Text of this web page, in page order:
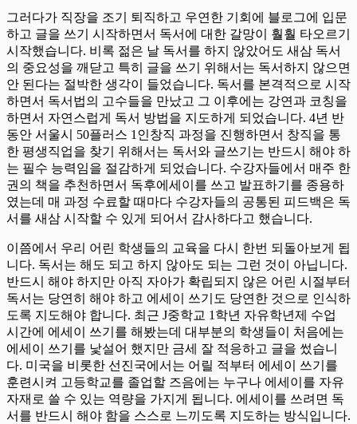
그러다가 직장을 조기 퇴직하고 우연한 기회에 블로그에 입문
하고 글을 쓰기 시작하면서 독서에 대한 갈망이 훨훨 타오르기
시작했습니다. 비록 젊은 날 독서를 하지 않았어도 새삼 독서
의 중요성을 깨닫고 특히 글을 쓰기 위해서는 독서하지 않으면
안 된다는 절박한 생각이 들었습니다. 독서를 본격적으로 시작
하면서 독서법의 고수들을 만났고 그 이후에는 강연과 코칭을
하면서 자연스럽게 독서 방법을 지도하게 되었습니다. 4년 반
동안 서울시 50플러스 1인창직 과정을 진행하면서 창직을 통
한 평생직업을 찾기 위해서는 독서와 글쓰기는 반드시 해야 하
는 필수 능력임을 절감하게 되었습니다. 수강자들에서 매주 한
권의 책을 추천하면서 독후에세이를 쓰고 발표하기를 종용하
였는데 매 과정 수료할 때마다 수강자들의 공통된 피드백은 독
서를 새삼 시작할 수 있게 되어서 감사하다고 했습니다.
이쯤에서 우리 어린 학생들의 교육을 다시 한번 되돌아보게 됩
니다. 독서는 해도 되고 하지 않아도 되는 그런 것이 아닙니다.
반드시 해야 하지만 아직 자아가 확립되지 않은 어린 시절부터
독서는 당연히 해야 하고 에세이 쓰기도 당연한 것으로 인식하
도록 지도해야 합니다. 최근 J중학교 1학년 자유학년제 수업
시간에 에세이 쓰기를 해봤는데 대부분의 학생들이 처음에는
에세이 쓰기를 낯설어 했지만 금세 잘 적응하고 글을 썼습니
다. 미국을 비롯한 선진국에서는 어릴 적부터 에세이 쓰기를
훈련시켜 고등학교를 졸업할 즈음에는 누구나 에세이를 자유
자재로 쓸 수 있는 역량을 가지게 됩니다. 에세이를 쓰려면 독
서를 반드시 해야 함을 스스로 느끼도록 지도하는 방식입니다.